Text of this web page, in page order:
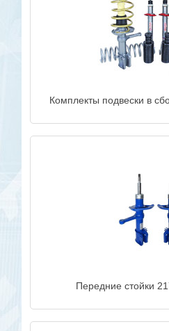
Комплекты подвески в
Передние стойки